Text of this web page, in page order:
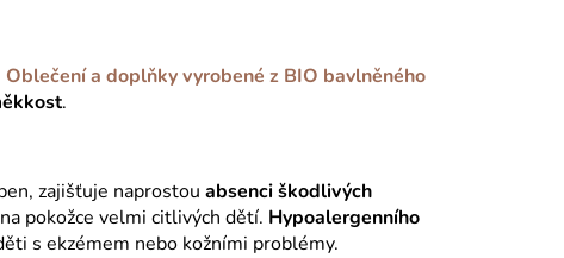
Oblečení a doplňky vyrobené z BIO bavlněného
.
zajišťuje naprostou absenci škodlivých
pokožce velmi citlivých dětí. Hypoalergenního
s ekzémem nebo kožními problémy.